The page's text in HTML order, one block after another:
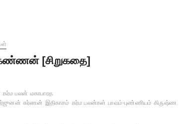
[சிறுகதை]
கர்ம பலன் மகாபாரத
கர்ணன் இதிகாசம் கர்ம பலன்கள் பாவம்-புண்ணியம் கிருஷ்ண